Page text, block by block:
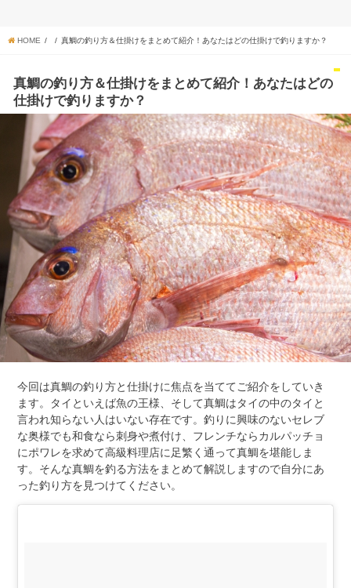
HOME 真鯛の釣り方＆仕掛けをまとめて紹介！あなたはどの仕掛けで釣りますか？
真鯛の釣り方＆仕掛けをまとめて紹介！あなたはどの
仕掛けで釣りますか？
今回は真鯛の釣り方と仕掛けに焦点を当ててご紹介をしていき
ます。タイといえば魚の王様、そして真鯛はタイの中のタイと
言われ知らない人はいない存在です。釣りに興味のないセレブ
な奥様でも和食なら刺身や煮付け、フレンチならカルパッチョ
にポワレを求めて高級料理店に足繁く通って真鯛を堪能しま
す。そんな真鯛を釣る方法をまとめて解説しますので自分にあ
った釣り方を見つけてください。